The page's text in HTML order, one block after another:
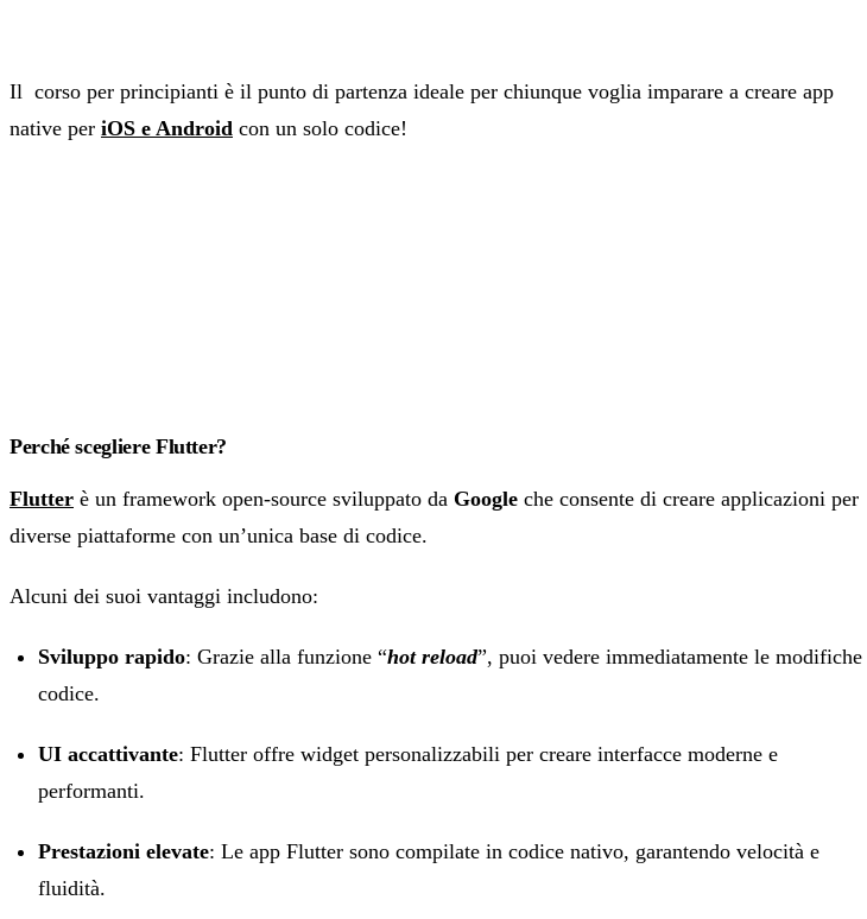
Il corso per principianti è il punto di partenza ideale per chiunque voglia imparare a creare app
native per iOS e Android con un solo codice!
Perché scegliere Flutter?
Flutter è un framework open-source sviluppato da Google che consente di creare applicazioni per
diverse piattaforme con un’unica base di codice.
Alcuni dei suoi vantaggi includono:
Sviluppo rapido: Grazie alla funzione “hot reload”, puoi vedere immediatamente le modifiche
codice.
UI accattivante: Flutter offre widget personalizzabili per creare interfacce moderne e
performanti.
Prestazioni elevate: Le app Flutter sono compilate in codice nativo, garantendo velocità e
fluidità.